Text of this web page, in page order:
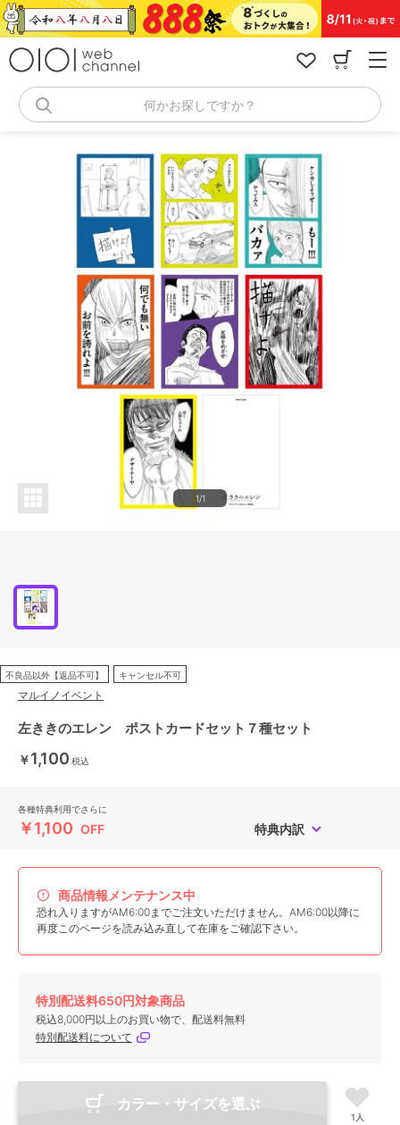
コ
ン
何かお探しですか？
1/1
不良品以外【返品不可】 キャンセル不可
マルイノイベント
左ききのエレン ポストカードセット７種セット
￥1,100 税込
各種特典利用でさらに
￥1,100 OFF 特典内訳
商品情報メンテナンス中
恐れ入りますがAM6:00までご注文いただけません。AM6:00以降に
再度このページを読み込み直して在庫をご確認下さい。
特別配送料650円対象商品
税込8,000円以上のお買い物で、配送料無料
特別配送料について
カラー・サイズを選ぶ
1人